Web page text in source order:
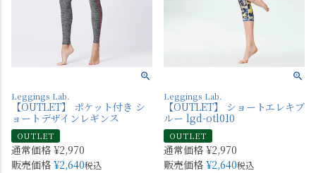
Leggings Lab.
【OUTLET】 ポケット付き シ
ョートデザインレギンス
OUTLET
通常価格 ¥2,970
販売価格 ¥2,640税込
Leggings Lab.
【OUTLET】 ショートエレキブ
ルー lgd-otl010
OUTLET
通常価格 ¥2,970
販売価格 ¥2,640税込